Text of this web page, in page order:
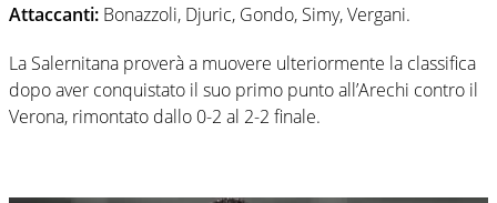
Attaccanti: Bonazzoli, Djuric, Gondo, Simy, Vergani.
La Salernitana proverà a muovere ulteriormente la classifica
dopo aver conquistato il suo primo punto all’Arechi contro il
Verona, rimontato dallo 0-2 al 2-2 finale.